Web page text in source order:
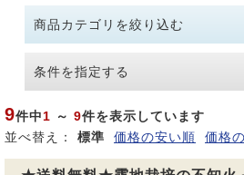
商品カテゴリを絞り込む
条件を指定する
9件中1 ～ 9件を表示しています
並べ替え：
標準 価格の安い順 価格